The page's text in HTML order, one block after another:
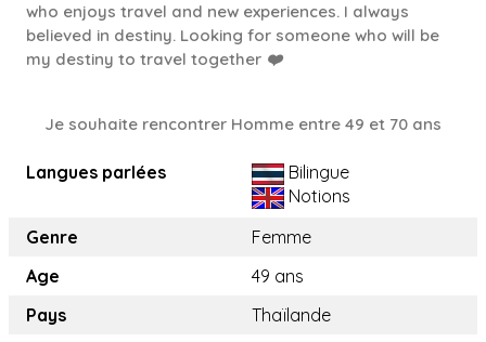
who enjoys travel and new experiences. I always
believed in destiny. Looking for someone who will be
my destiny to travel together ❤️
Je souhaite rencontrer Homme entre 49 et 70 ans
Langues parlées
Bilingue
Notions
Genre
Femme
Age
49 ans
Pays
Thaïlande